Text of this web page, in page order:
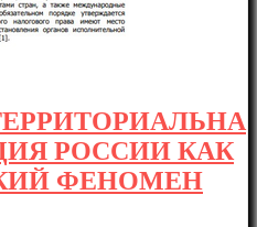
РОССИИ КАК
ФЕНОМЕН